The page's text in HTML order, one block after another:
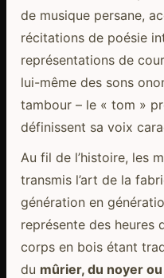
de musique persane,
récitations de poésie
représentations de
lui-même des sons
tambour – le « tom »
définissent sa voix
Au fil de l’histoire, les
transmis l’art de la
génération en
représente des heures
corps en bois étant
du mûrier, du noyer